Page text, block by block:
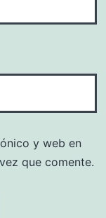
y web en
que comente.